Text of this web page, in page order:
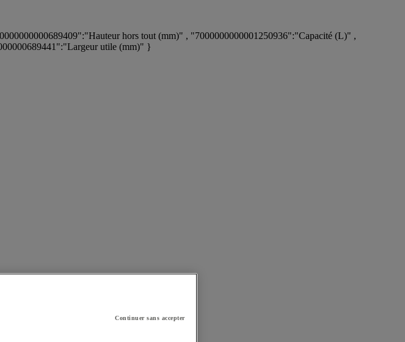
hors tout (mm)" , "7000000000001250936":"Capacité (L)" ,
utile (mm)" }
Continuer sans accepter